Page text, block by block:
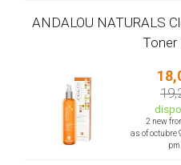
ANDALOU NATURALS
Toner
2 new
as of octubre
pm